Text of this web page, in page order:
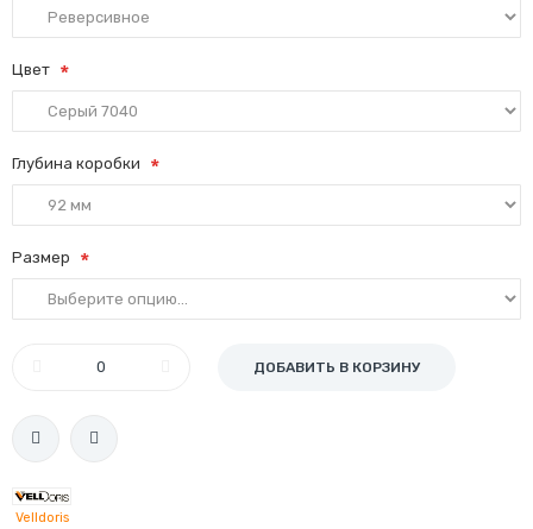
Цвет
Глубина коробки
Размер
ДОБАВИТЬ В КОРЗИНУ
Velldoris